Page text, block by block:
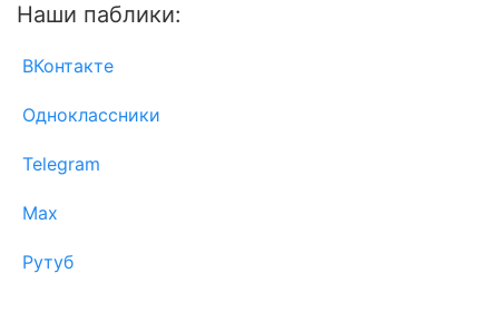
Наши паблики:
ВКонтакте
Одноклассники
Telegram
Max
Рутуб